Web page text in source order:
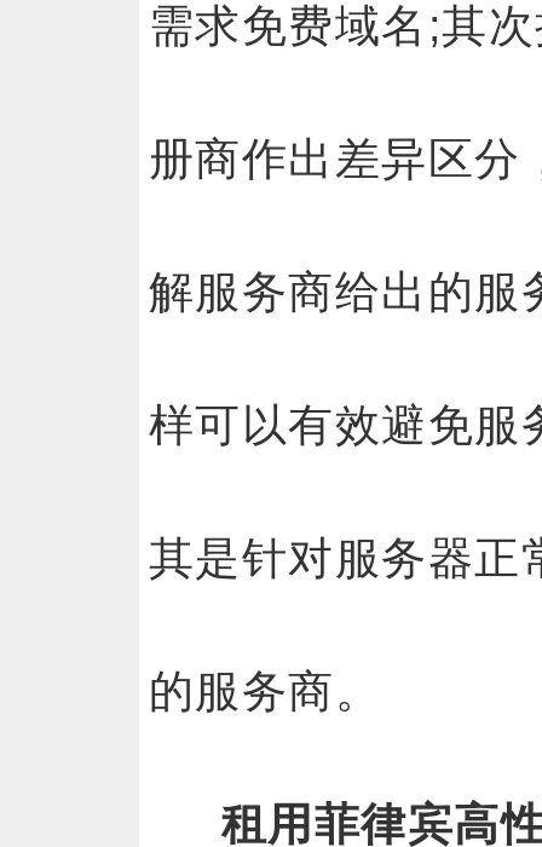
需求免费域名;其
册商作出差异区分
解服务商给出的服
样可以有效避免服
其是针对服务器正
的服务商。
租用菲律宾高